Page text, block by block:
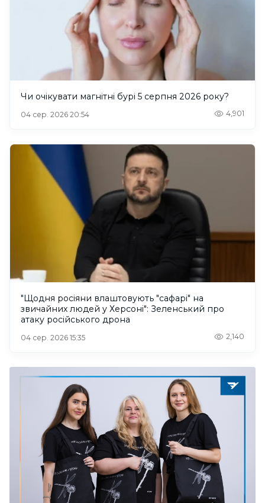
Чи очікувати магнітні бурі 5 серпня 2026 року?
04 сер. 2026 20:54 4,901
"Щодня росіяни влаштовують "сафарі" на
звичайних людей у Херсоні": Зеленський про
атаку російського дрона
04 сер. 2026 15:35 2,140